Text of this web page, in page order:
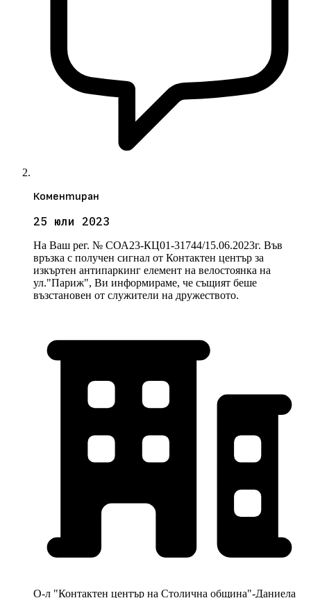
Коментиран
25 юли 2023
На Ваш рег. № СОА23-КЦ01-31744/15.06.2023г. Във
връзка с получен сигнал от Контактен център за
изкъртен антипаркинг елемент на велостоянка на
ул."Париж", Ви информираме, че същият беше
възстановен от служители на дружеството.
О-л "Контактен център на Столична община"-Даниела